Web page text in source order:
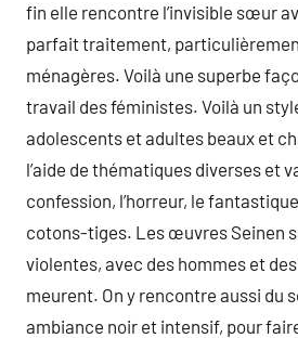
fin elle rencontre l’invisible sœur
parfait traitement,
ménagères. Voilà une superbe
travail des féministes. Voilà un
adolescents et adultes beaux et
l’aide de thématiques diverses et
confession, l’horreur, le
cotons-tiges. Les œuvres Seinen
violentes, avec des hommes et
meurent. On y rencontre aussi du
ambiance noir et intensif, pour